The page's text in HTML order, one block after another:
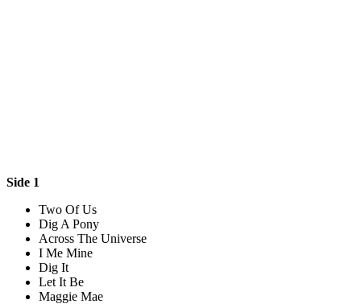
Side 1
Two Of Us
Dig A Pony
Across The Universe
I Me Mine
Dig It
Let It Be
Maggie Mae